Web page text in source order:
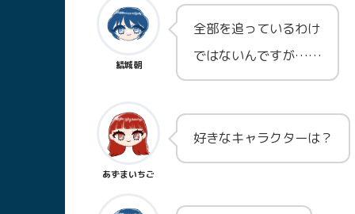
結城朝
全部を追っているわけ
ではないんですが……
あずまいちご
好きなキャラクターは？